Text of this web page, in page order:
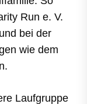
Run e. V.
bei der
wie dem
Laufgruppe